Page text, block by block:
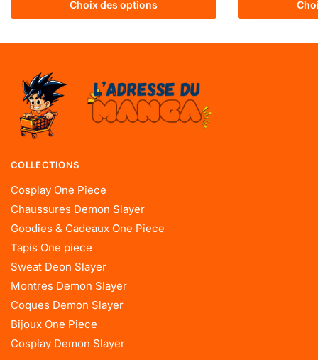
Choix des options
COLLECTIONS
Cosplay One Piece
Chaussures Demon Slayer
Goodies & Cadeaux One Piece
Tapis One piece
Sweat Deon Slayer
Montres Demon Slayer
Coques Demon Slayer
Bijoux One Piece
Cosplay Demon Slayer